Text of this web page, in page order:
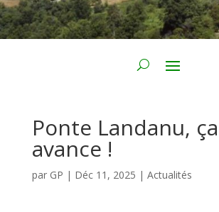
Ponte Landanu, ça
avance !
par GP | Déc 11, 2025 | Actualités